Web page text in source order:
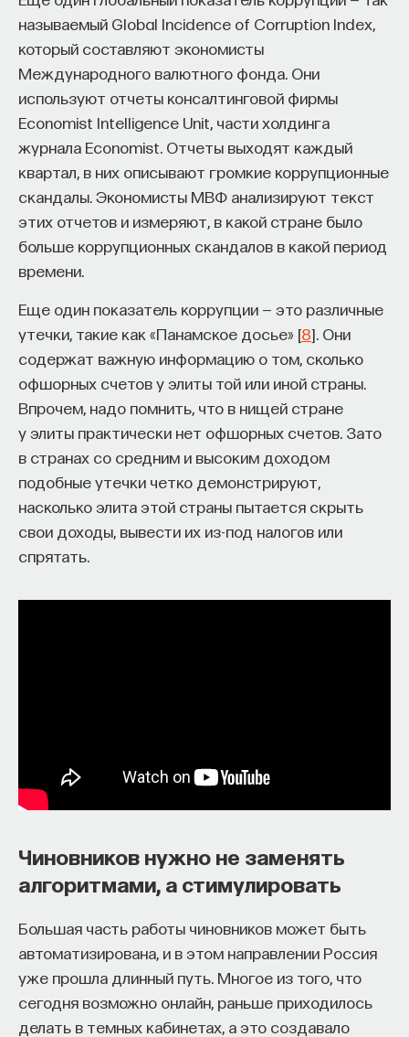
называемый Global Incidence of Corruption Index,
который составляют экономисты
Международного валютного фонда. Они
используют отчеты консалтинговой фирмы
Economist Intelligence Unit, части холдинга
журнала Economist. Отчеты выходят каждый
квартал, в них описывают громкие коррупционные
скандалы. Экономисты МВФ анализируют текст
этих отчетов и измеряют, в какой стране было
больше коррупционных скандалов в какой период
времени.
Еще один показатель коррупции — это различные
утечки, такие как «Панамское досье» [8]. Они
содержат важную информацию о том, сколько
офшорных счетов у элиты той или иной страны.
Впрочем, надо помнить, что в нищей стране
у элиты практически нет офшорных счетов. Зато
в странах со средним и высоким доходом
подобные утечки четко демонстрируют,
насколько элита этой страны пытается скрыть
свои доходы, вывести их из-под налогов или
спрятать.
Чиновников нужно не заменять
алгоритмами, а стимулировать
Большая часть работы чиновников может быть
автоматизирована, и в этом направлении Россия
уже прошла длинный путь. Многое из того, что
сегодня возможно онлайн, раньше приходилось
делать в темных кабинетах, а это создавало